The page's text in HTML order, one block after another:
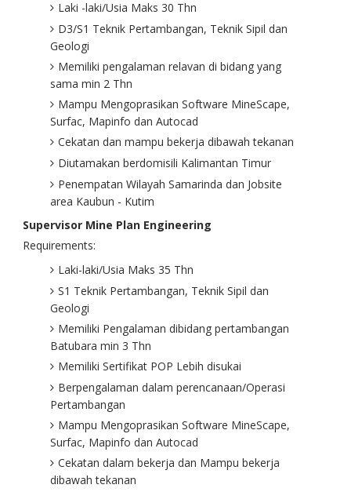
Laki -laki/Usia Maks 30 Thn
D3/S1 Teknik Pertambangan, Teknik Sipil dan
Geologi
Memiliki pengalaman relavan di bidang yang
sama min 2 Thn
Mampu Mengoprasikan Software MineScape,
Surfac, Mapinfo dan Autocad
Cekatan dan mampu bekerja dibawah tekanan
Diutamakan berdomisili Kalimantan Timur
Penempatan Wilayah Samarinda dan Jobsite
area Kaubun - Kutim
Supervisor Mine Plan Engineering
Requirements:
Laki-laki/Usia Maks 35 Thn
S1 Teknik Pertambangan, Teknik Sipil dan
Geologi
Memiliki Pengalaman dibidang pertambangan
Batubara min 3 Thn
Memiliki Sertifikat POP Lebih disukai
Berpengalaman dalam perencanaan/Operasi
Pertambangan
Mampu Mengoprasikan Software MineScape,
Surfac, Mapinfo dan Autocad
Cekatan dalam bekerja dan Mampu bekerja
dibawah tekanan